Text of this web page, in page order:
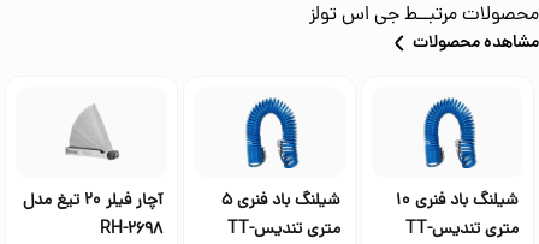
محصولات مرتبــطجی اس تولز
مشاهده محصولات
شیلنگ باد فنری 10
متری تندیسTT-
شیلنگ باد فنری 5
متری تندیسTT-
آچار فیلر 20 تیغ مدل
RH-2698